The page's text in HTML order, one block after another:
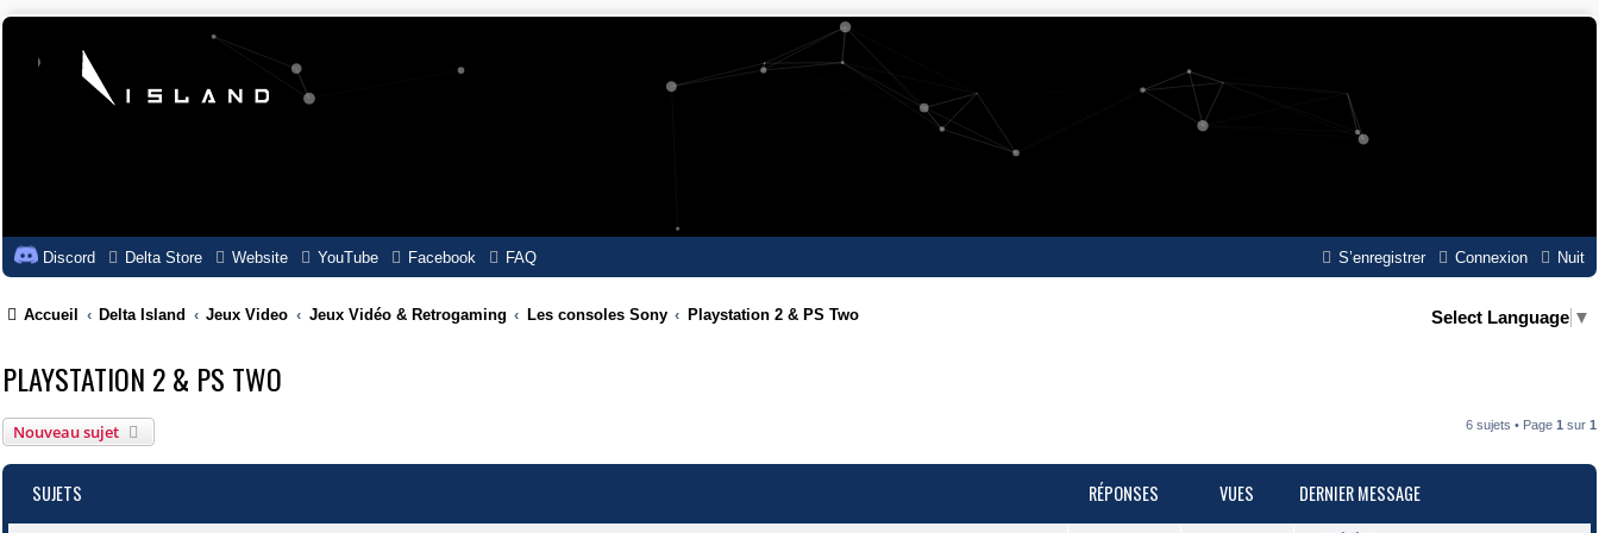
Nuit
Discord Delta Store Website YouTube Facebook FAQ Connexion
S’enregistrer
Accueil Delta Island Jeux Video Jeux Vidéo & Retrogaming Les consoles Sony Playstation 2 & PS Two Select Language ▼
PLAYSTATION 2 & PS TWO
Nouveau sujet 6 sujets • Page 1 sur 1
SUJETS RÉPONSES VUES DERNIER MESSAGE